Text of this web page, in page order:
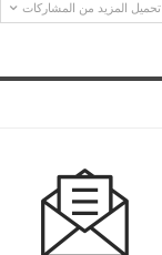
تحميل المزيد من المشاركات